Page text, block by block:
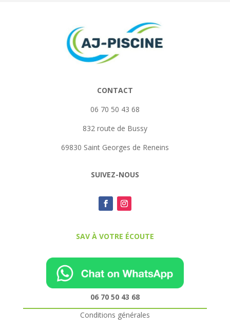
CONTACT
06 70 50 43 68
832 route de Bussy
69830 Saint Georges de Reneins
SUIVEZ-NOUS
SAV À VOTRE ÉCOUTE
06 70 50 43 68
Conditions générales